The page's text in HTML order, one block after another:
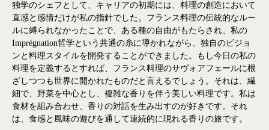
独学のシェフとして、キャリアの初期には、料理の創造において
直感と感情だけが私の指針でした。フランス料理の伝統的なルー
ルに縛られなかったことで、ある種の自由がもたらされ、私の
Imprégnation哲学という共通の糸に導かれながら、独自のビジョ
ンと料理スタイルを開発することができました。もし今日の私の
料理を定義するとすれば、フランス料理のサヴォアフェールに根
ざしつつも世界に開かれたものだと言えるでしょう。それは、繊
細で、野菜を中心とし、複雑な香りを伴う美しい料理です。私は
食材を組み合わせ、香りの対話を生み出すのが好きです。それ
は、食感と風味の遊びを通して連続的に現れる香りの旅です。